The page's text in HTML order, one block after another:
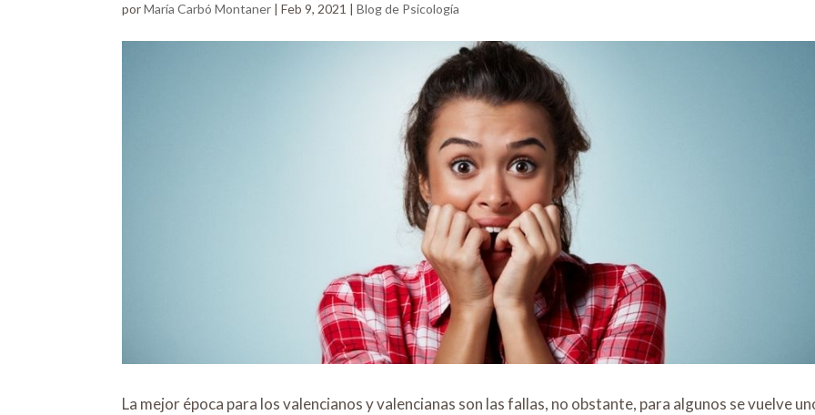
porMaría Carbó Montaner |Feb 9, 2021 |Blog de Psicología
La mejor época para los valencianos y valencianas son las fallas, no obstante, para algunos se vuelve